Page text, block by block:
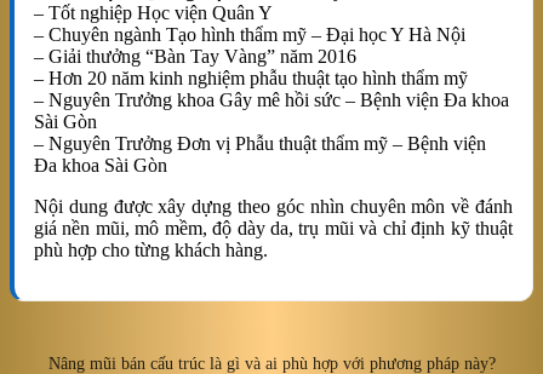
– Tốt nghiệp Học viện Quân Y
– Chuyên ngành Tạo hình thẩm mỹ – Đại học Y Hà Nội
– Giải thưởng “Bàn Tay Vàng” năm 2016
– Hơn 20 năm kinh nghiệm phẫu thuật tạo hình thẩm mỹ
– Nguyên Trưởng khoa Gây mê hồi sức – Bệnh viện Đa khoa
Sài Gòn
– Nguyên Trưởng Đơn vị Phẫu thuật thẩm mỹ – Bệnh viện
Đa khoa Sài Gòn
Nội dung được xây dựng theo góc nhìn chuyên môn về đánh
giá nền mũi, mô mềm, độ dày da, trụ mũi và chỉ định kỹ thuật
phù hợp cho từng khách hàng.
Nâng mũi bán cấu trúc là gì và ai phù hợp với phương pháp này?